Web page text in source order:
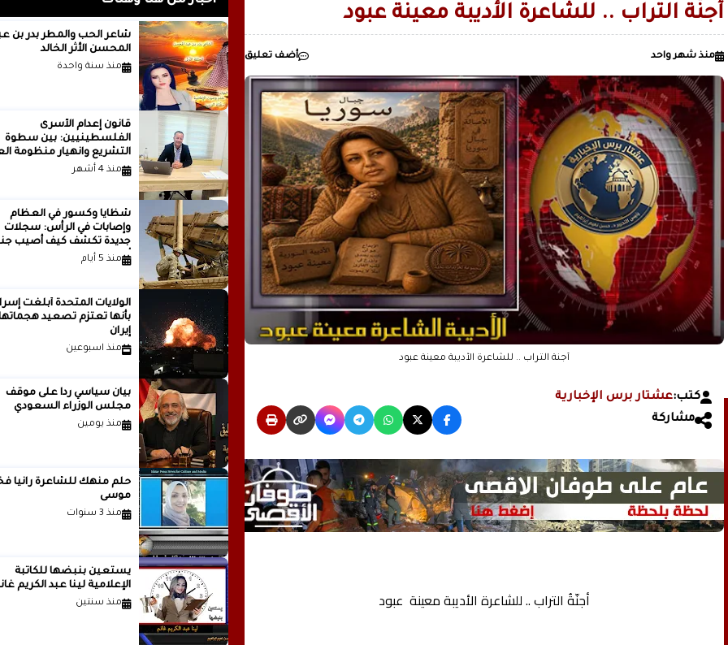
أجنّةُ التراب .. للشاعرة الأديبة معينة عبود
منذ شهر واحد أضف تعليق
أجنّةُ التراب .. للشاعرة الأديبة معينة عبود
كتب:عشتار برس الإخبارية
مشاركة
أجنّةُ التراب .. للشاعرة الأديبة معينة عبود
شاعر الحب والمطر بدر
المحسن الأثر الخالد
منذ سنة واحدة
قانون إعدام الأسرى
الفلسطينيين: بين سطوة
التشريع وانهيار منظومة
الدولية...بقلم الدكتور وسيم
منذ 4 أشهر
شظايا وكسور في العظام
وإصابات في الرأس: سجلات
جديدة تكشف كيف أصيب
أمريكيون في الحرب الإيرانية
منذ 5 أيام
الولايات المتحدة أبلغت
بأنها تعتزم تصعيد
إيران
منذ اسبوعين
بيان سياسي رداً على موقف
مجلس الوزراء السعودي
منذ يومين
حلم منهك للشاعرة
موسى
منذ 3 سنوات
يستعين بنبضها للكاتبة
الإعلامية لينا عبد الكريم غانم
منذ سنتين